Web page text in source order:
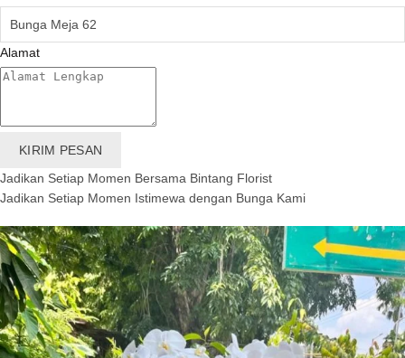
Alamat
KIRIM PESAN
Jadikan Setiap Momen Bersama Bintang Florist
Jadikan Setiap Momen Istimewa dengan Bunga Kami